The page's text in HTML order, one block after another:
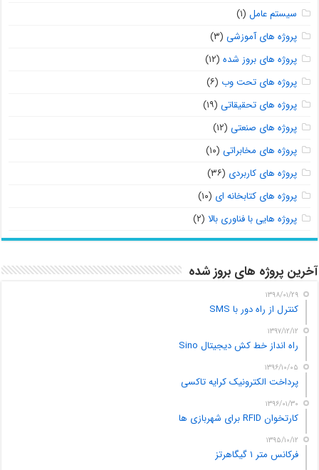
سیستم عامل (۱)
پروژه های آموزشی (۳)
پروژه های بروز شده (۱۲)
پروژه های تحت وب (۶)
پروژه های تحقیقاتی (۱۹)
پروژه های صنعتی (۱۲)
پروژه های مخابراتی (۱۰)
پروژه های کاربردی (۳۶)
پروژه های کتابخانه ای (۱۰)
پروژه هایی با فناوری بالا (۲)
آخرین پروژه های بروز شده
۱۳۹۸/۰۱/۲۹
کنترل از راه دور با SMS
۱۳۹۷/۱۲/۱۲
راه انداز خط کش دیجیتال Sino
۱۳۹۶/۱۰/۰۵
پرداخت الکترونیک کرایه تاکسی
۱۳۹۶/۰۱/۳۰
کارتخوان RFID برای شهربازی ها
۱۳۹۵/۱۰/۱۲
فرکانس متر ۱ گیگاهرتز